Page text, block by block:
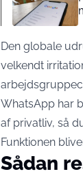
Den globale
velkendt
WhatsApp har
af privatliv, så
Funktionen
Sådan